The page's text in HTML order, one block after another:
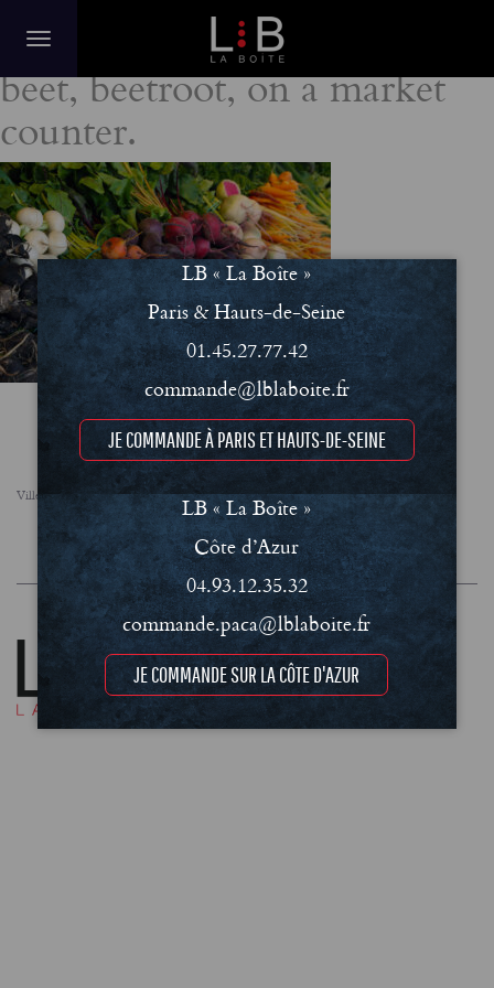
Biologic, natural cultivated
beet, beetroot, on a market
counter.
Villes FAQ Le concept
Notre engagement RSE
Conditions Générales de Vente (CGV)
Mentions légales et Politique de confidentialité
LB « La Boîte »
Paris & Hauts-de-Seine
01.45.27.77.42
commande@lblaboite.fr
JE COMMANDE À PARIS ET HAUTS-DE-SEINE
LB « La Boîte »
Côte d’Azur
04.93.12.35.32
commande.paca@lblaboite.fr
JE COMMANDE SUR LA CÔTE D'AZUR